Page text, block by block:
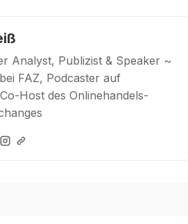
Analyst, Publizist & Speaker ~
FAZ, Podcaster auf
Host des Onlinehandels-